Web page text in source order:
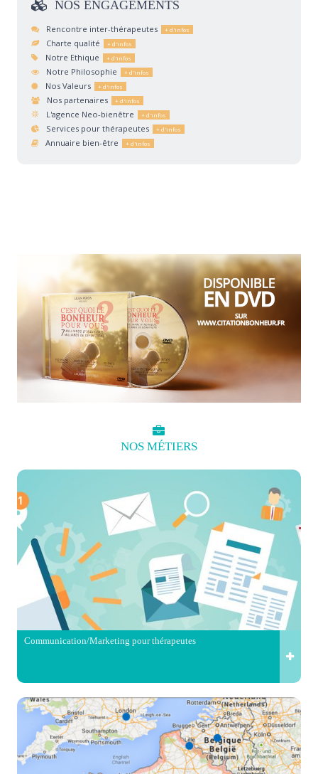
NOS ENGAGEMENTS
Rencontre inter-thérapeutes
Charte qualité
Notre Ethique
Notre Philosophie
Nos Valeurs
Nos partenaires
L'agence Neo-bienêtre
Services pour thérapeutes
Annuaire bien-être
NOS MÉTIERS
Communication/Marketing pour thérapeutes